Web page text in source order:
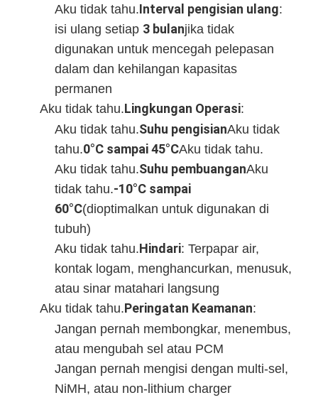
BMS PCB PCM
Paket Baterai Sepeda Listrik
Baterai Lithium UPS
Paket Baterai Nikel Metal Hydride
Baterai Li-ion yang dapat diisi ulang
Pengisi daya baterai ion litium
Aku tidak tahu.Interval pengisian ulang:
isi ulang setiap 3 bulanjika tidak
digunakan untuk mencegah pelepasan
dalam dan kehilangan kapasitas
permanen
Aku tidak tahu.Lingkungan Operasi:
Aku tidak tahu.Suhu pengisianAku tidak
tahu.0°C sampai 45°CAku tidak tahu.
Aku tidak tahu.Suhu pembuanganAku
tidak tahu.-10°C sampai
60°C(dioptimalkan untuk digunakan di
tubuh)
Aku tidak tahu.Hindari: Terpapar air,
kontak logam, menghancurkan, menusuk,
atau sinar matahari langsung
Aku tidak tahu.Peringatan Keamanan:
Jangan pernah membongkar, menembus,
atau mengubah sel atau PCM
Jangan pernah mengisi dengan multi-sel,
NiMH, atau non-lithium charger